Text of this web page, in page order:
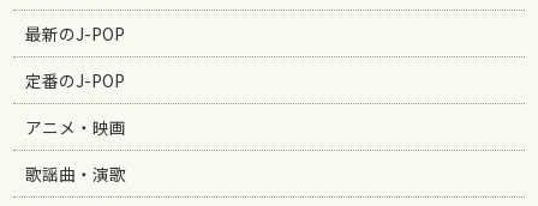
最新のJ-POP
定番のJ-POP
アニメ・映画
歌謡曲・演歌